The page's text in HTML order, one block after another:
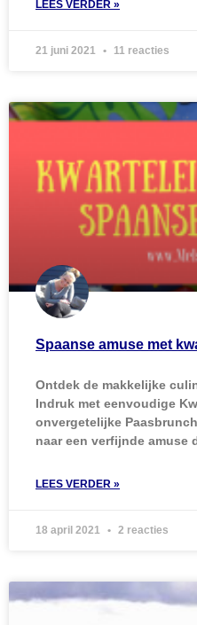
LEES VERDER »
21 juni 2021 11 reacties
Spaanse amuse met
Ontdek de makkelijke
Indruk met eenvoudige
onvergetelijke
naar een verfijnde amuse
LEES VERDER »
18 april 2021 2 reacties